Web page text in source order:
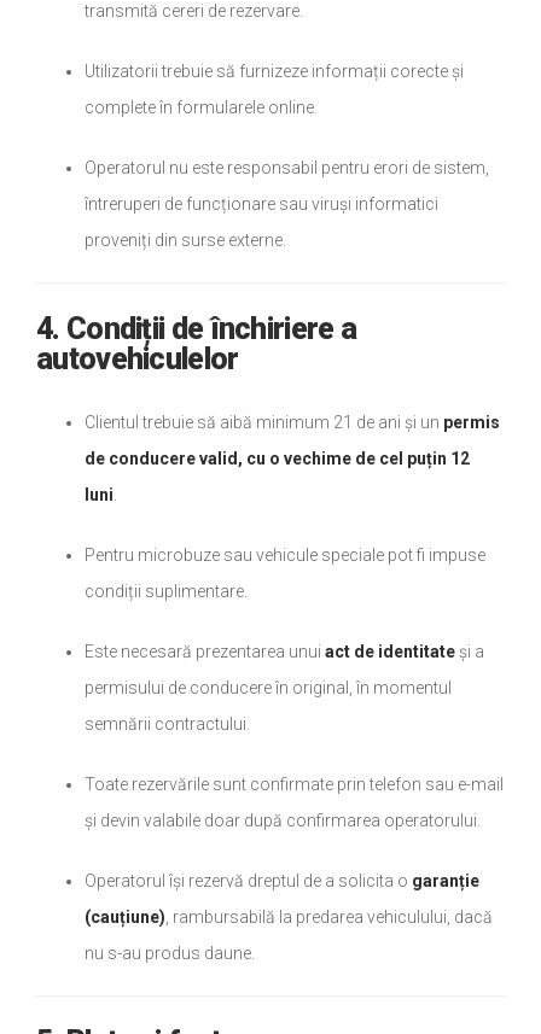
transmită cereri de rezervare.
Utilizatorii trebuie să furnizeze informații corecte și
complete în formularele online.
Operatorul nu este responsabil pentru erori de sistem,
întreruperi de funcționare sau viruși informatici
proveniți din surse externe.
4. Condiții de închiriere a
autovehiculelor
Clientul trebuie să aibă minimum 21 de ani și un permis
de conducere valid, cu o vechime de cel puțin 12
luni
Pentru microbuze sau vehicule speciale pot fi impuse
condiții suplimentare.
Este necesară prezentarea unui act de identitateși a
permisului de conducere în original, în momentul
semnării contractului.
Toate rezervările sunt confirmate prin telefon sau e-mail
și devin valabile doar după confirmarea operatorului.
Operatorul își rezervă dreptul de a solicita o garanție
(cauțiune) , rambursabilă la predarea vehiculului, dacă
nu s-au produs daune.